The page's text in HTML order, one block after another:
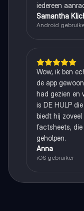
iedereen
Samantha
Android
Wow, ik ben
de app
had gezien en
is DE HULP
biedt hij
factsheets, die
geholpen.
Anna
iOS gebruiker